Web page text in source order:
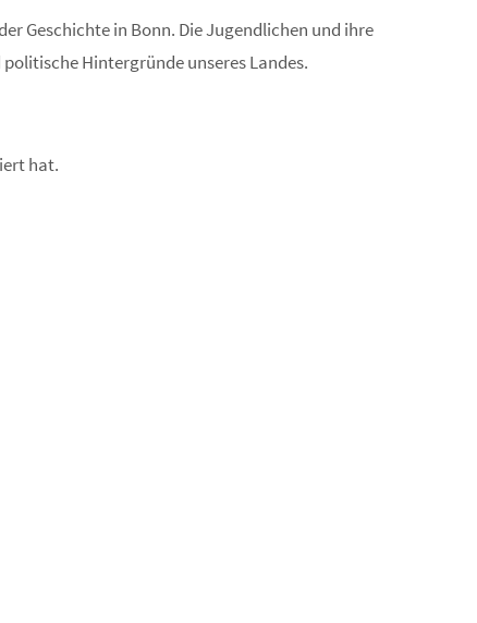
Geschichte in Bonn. Die Jugendlichen und ihre
Hintergründe unseres Landes.
hat.